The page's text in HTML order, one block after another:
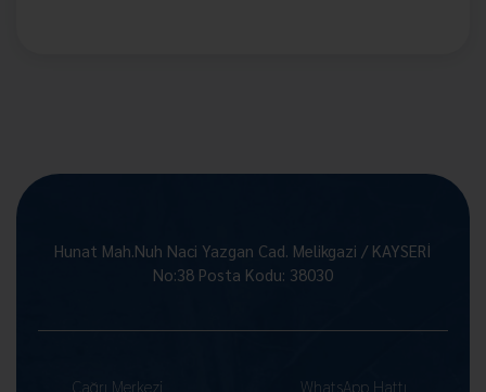
Hunat Mah.Nuh Naci Yazgan Cad. Melikgazi / KAYSERİ
No:38 Posta Kodu: 38030
Çağrı Merkezi
WhatsApp Hattı